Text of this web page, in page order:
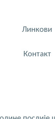
Линкови
Контакт